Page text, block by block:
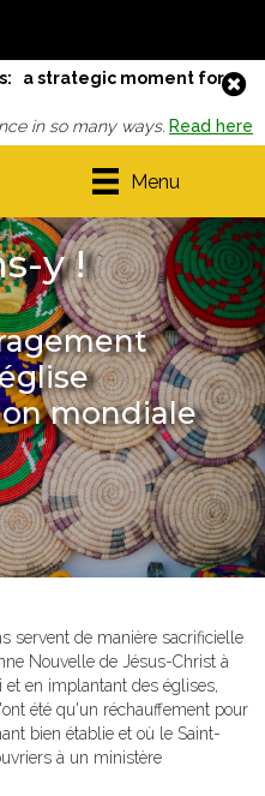
a strategic moment for
in so many ways. Read here
Menu
y !
mondiale
servent de manière sacrificielle
Nouvelle de Jésus-Christ à
en implantant des églises,
été qu'un réchauffement pour
bien établie et où le Saint-
à un ministère